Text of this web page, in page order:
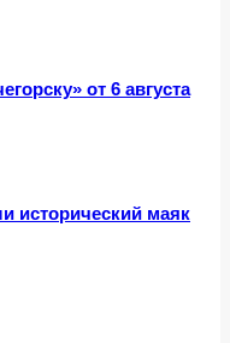
от 6 августа
исторический маяк